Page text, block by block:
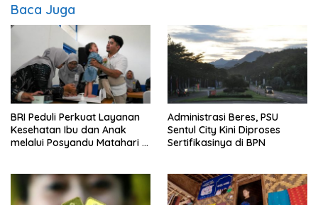
Baca Juga
BRI Peduli Perkuat Layanan
Kesehatan Ibu dan Anak
melalui Posyandu Matahari di
Administrasi Beres, PSU
Sentul City Kini Diproses
Sertifikasinya di BPN